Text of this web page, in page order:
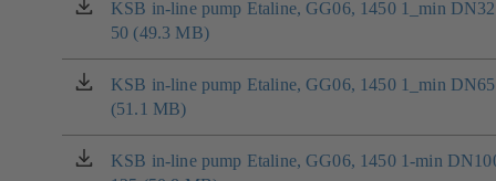
nové
záložce)
KSB in-line pump Etaline, GG06, 1450 1_min
50 (49.3 MB)
(otevírá
se
v
nové
záložce)
KSB in-line pump Etaline, GG06, 1450 1_min
(51.1 MB)
(otevírá
se
v
nové
KSB in-line pump Etaline, GG06, 1450 1-min
(otevírá